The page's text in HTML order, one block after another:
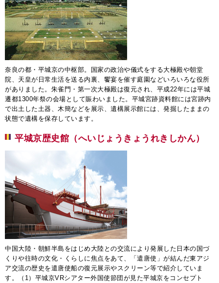
奈良の都・平城京の中枢部。国家の政治や儀式をする大極殿や朝堂
院、天皇が日常生活を送る内裏、饗宴を催す庭園などいろいろな役所
がありました。朱雀門・第一次大極殿は復元され、平成22年には平城
遷都1300年祭の会場として賑わいました。平城宮跡資料館には宮跡内
で出土した土器、木簡などを展示、遺構展示館には、発掘したままの
状態で遺構を保存しています。
平城京歴史館（へいじょうきょうれきしかん）
中国大陸・朝鮮半島をはじめ大陸との交流により発展した日本の国づ
くりや往時の文化・くらしに焦点をあて、「遣唐使」が結んだ東アジ
ア交流の歴史を遣唐使船の復元展示やスクリーン等で紹介していま
す。（1）平城京VRシアター外国使節団が見た平城京をコンセプト